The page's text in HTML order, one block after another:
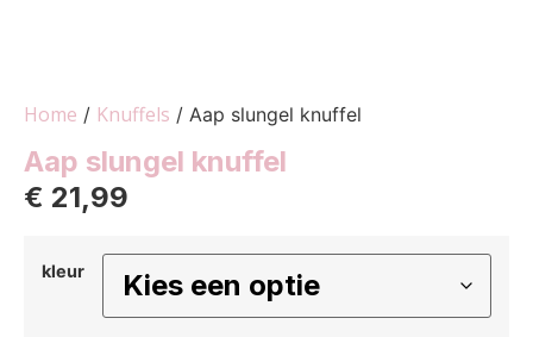
Home / Knuffels / Aap slungel knuffel
Aap slungel knuffel
€ 21,99
kleur